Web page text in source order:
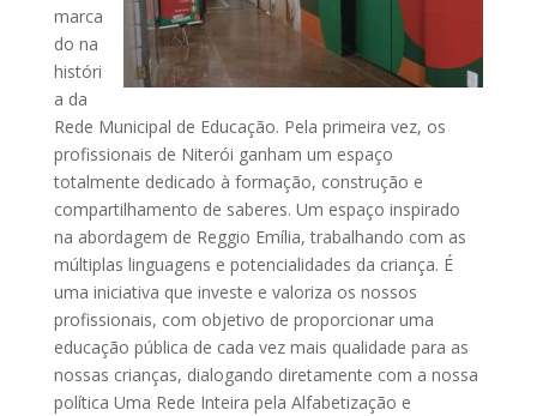
marca
do na
históri
a da
Rede Municipal de Educação. Pela primeira vez, os
profissionais de Niterói ganham um espaço
totalmente dedicado à formação, construção e
compartilhamento de saberes. Um espaço inspirado
na abordagem de Reggio Emília, trabalhando com as
múltiplas linguagens e potencialidades da criança. É
uma iniciativa que investe e valoriza os nossos
profissionais, com objetivo de proporcionar uma
educação pública de cada vez mais qualidade para as
nossas crianças, dialogando diretamente com a nossa
política Uma Rede Inteira pela Alfabetização e